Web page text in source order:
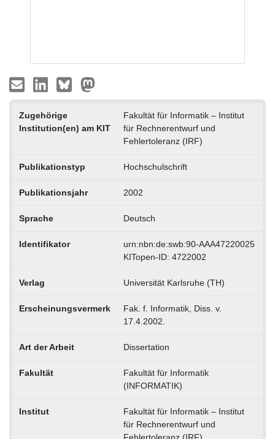
Zugehörige
Institution(en) am KIT
Fakultät für Informatik – Institut
für Rechnerentwurf und
Fehlertoleranz (IRF)
Publikationstyp Hochschulschrift
Publikationsjahr 2002
Sprache Deutsch
Identifikator
urn:nbn:de:swb:90-AAA47220025
KITopen-ID: 4722002
Verlag Universität Karlsruhe (TH)
Erscheinungsvermerk
Fak. f. Informatik, Diss. v.
17.4.2002.
Art der Arbeit Dissertation
Fakultät
Fakultät für Informatik
(INFORMATIK)
Institut
Fakultät für Informatik – Institut
für Rechnerentwurf und
Fehlertoleranz (IRF)